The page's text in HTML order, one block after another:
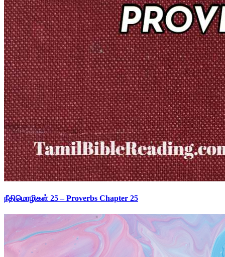
நீதிமொழிகள் 25 – Proverbs Chapter 25